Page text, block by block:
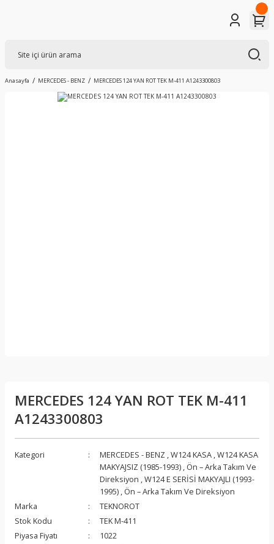
Anasayfa MERCEDES - BENZ MERCEDES 124 YAN ROT TEK M-411 A1243300803
MERCEDES 124 YAN ROT TEK M-411
A1243300803
Kategori MERCEDES - BENZ ,W124 KASA ,W124 KASA
MAKYAJSIZ (1985-1993) , Ön – Arka Takım Ve
Direksiyon ,W124 E SERİSİ MAKYAJLI (1993-
1995) , Ön – Arka Takım Ve Direksiyon
Marka
TEKNOROT
Stok Kodu
TEK M-411
Piyasa Fiyatı
1022